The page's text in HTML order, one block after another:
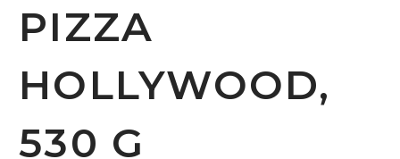
PIZZA
HOLLYWOOD,
530 G